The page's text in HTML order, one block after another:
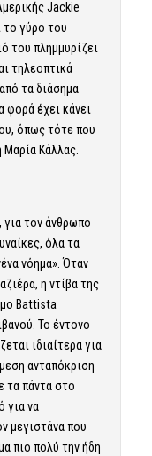
Jackie
το γύρο του
του πλημμυρίζει
τηλεοπτικά
τα διάσημα
φορά έχει κάνει
όπως τότε που
Μαρία Κάλλας.
τον άνθρωπο
όλα τα
νόημα». Όταν
η ντίβα της
Battista
Το έντονο
ιδιαίτερα για
ανταπόκριση
τα πάντα στο
για να
μεγιστάνα που
πιο πολύ την ήδη